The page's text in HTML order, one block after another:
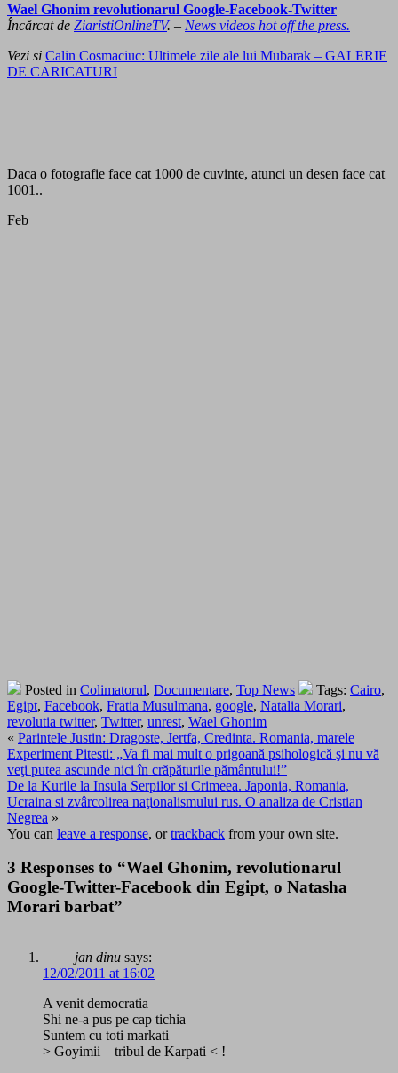
Wael Ghonim revolutionarul Google-Facebook-Twitter
Încărcat de ZiaristiOnlineTV. – News videos hot off the press.
Vezi si Calin Cosmaciuc: Ultimele zile ale lui Mubarak – GALERIE
DE CARICATURI
Daca o fotografie face cat 1000 de cuvinte, atunci un desen face cat
1001..
Feb
Posted in Colimatorul, Documentare, Top News Tags: Cairo,
Egipt, Facebook, Fratia Musulmana, google, Natalia Morari,
revolutia twitter, Twitter, unrest, Wael Ghonim
« Parintele Justin: Dragoste, Jertfa, Credinta. Romania, marele
Experiment Pitesti: „Va fi mai mult o prigoană psihologică şi nu vă
veţi putea ascunde nici în crăpăturile pământului!”
De la Kurile la Insula Serpilor si Crimeea. Japonia, Romania,
Ucraina si zvârcolirea naţionalismului rus. O analiza de Cristian
Negrea »
You can leave a response, ortrackback from your own site.
3 Responses to “Wael Ghonim, revolutionarul
Google-Twitter-Facebook din Egipt, o Natasha
Morari barbat”
jan dinu says:
12/02/2011 at 16:02
A venit democratia
Shi ne-a pus pe cap tichia
Suntem cu toti markati
> Goyimii – tribul de Karpati < !